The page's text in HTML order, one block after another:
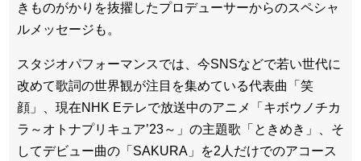
きものがかりを抜擢したプロデューサーからのスペシャ
ルメッセージも。
スタジオパフォーマンスでは、今SNSなどで若い世代に
改めて歌詞の世界観が注目を集めている代表曲「笑
顔」、現在NHK Eテレで放送中のアニメ「キボウノチカ
ラ～オトナプリキュア’23～」の主題歌「ときめき」、そ
してデビュー曲の「SAKURA」を2人だけでのアコース